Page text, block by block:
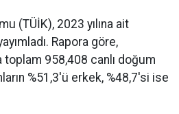
(TÜİK), 2023 yılına ait
Rapora göre,
toplam 958,408 canlı doğum
%51,3'ü erkek, %48,7'si ise